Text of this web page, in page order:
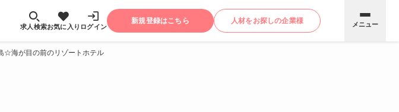
求人検索お気に入り ログイン
新規登録はこちら 人材をお探しの企業様 メニュー
☆海が目の前のリゾートホテル